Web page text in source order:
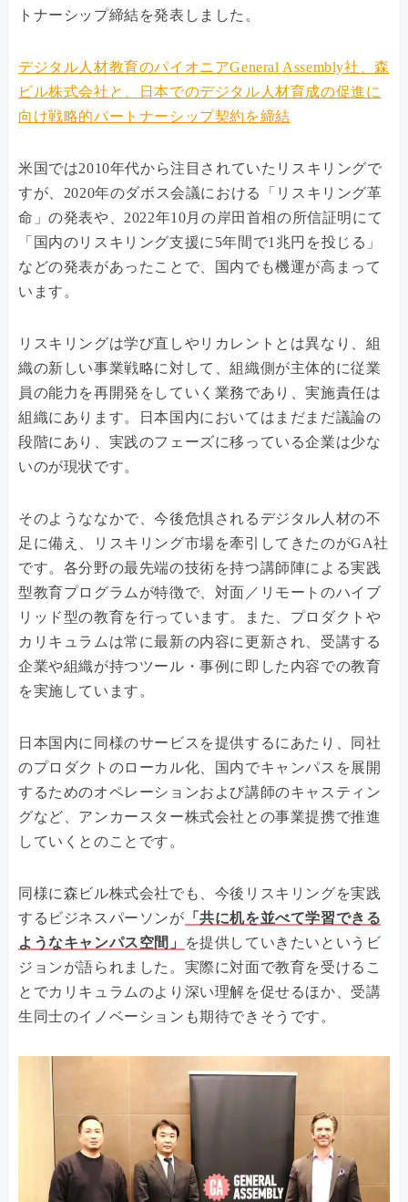
トナーシップ締結を発表しました。
デジタル人材教育のパイオニアGeneral Assembly社、森
ビル株式会社と、日本でのデジタル人材育成の促進に
向け戦略的パートナーシップ契約を締結
米国では2010年代から注目されていたリスキリングで
すが、2020年のダボス会議における「リスキリング革
命」の発表や、2022年10月の岸田首相の所信証明にて
「国内のリスキリング支援に5年間で1兆円を投じる」
などの発表があったことで、国内でも機運が高まって
います。
リスキリングは学び直しやリカレントとは異なり、組
織の新しい事業戦略に対して、組織側が主体的に従業
員の能力を再開発をしていく業務であり、実施責任は
組織にあります。日本国内においてはまだまだ議論の
段階にあり、実践のフェーズに移っている企業は少な
いのが現状です。
そのようななかで、今後危惧されるデジタル人材の不
足に備え、リスキリング市場を牽引してきたのがGA社
です。各分野の最先端の技術を持つ講師陣による実践
型教育プログラムが特徴で、対面／リモートのハイブ
リッド型の教育を行っています。また、プロダクトや
カリキュラムは常に最新の内容に更新され、受講する
企業や組織が持つツール・事例に即した内容での教育
を実施しています。
日本国内に同様のサービスを提供するにあたり、同社
のプロダクトのローカル化、国内でキャンパスを展開
するためのオペレーションおよび講師のキャスティン
グなど、アンカースター株式会社との事業提携で推進
していくとのことです。
同様に森ビル株式会社でも、今後リスキリングを実践
するビジネスパーソンが 「共に机を並べて学習できる
ようなキャンパス空間」
を提供していきたいというビ
ジョンが語られました。実際に対面で教育を受けるこ
とでカリキュラムのより深い理解を促せるほか、受講
生同士のイノベーションも期待できそうです。